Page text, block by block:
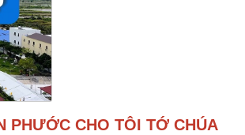
PHƯỚC CHO TÔI TỚ CHÚA